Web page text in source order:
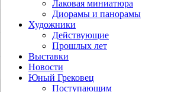
Лаковая миниатюра
Диорамы и панорамы
Художники
Действующие
Прошлых лет
Выставки
Новости
Юный Грековец
Поступающим